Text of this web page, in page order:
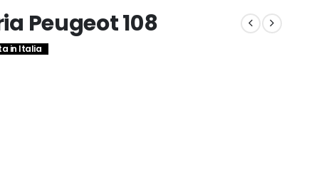
Peugeot 108
in Italia